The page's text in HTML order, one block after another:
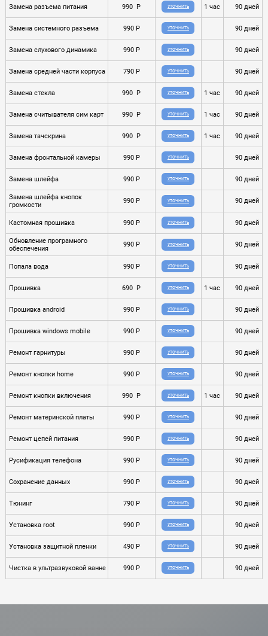
Замена разъема питания 990 P УТОЧНИТЬ 1 час 90 дней
Замена системного разъема 990 P УТОЧНИТЬ 90 дней
Замена слухового динамика 990 P УТОЧНИТЬ 90 дней
Замена средней части корпуса 790 P УТОЧНИТЬ 90 дней
Замена стекла 990 P УТОЧНИТЬ 1 час 90 дней
Замена считывателя сим карт 990 P УТОЧНИТЬ 1 час 90 дней
Замена тачскрина 990 P УТОЧНИТЬ 1 час 90 дней
Замена фронтальной камеры 990 P УТОЧНИТЬ 90 дней
Замена шлейфа 990 P УТОЧНИТЬ 90 дней
Замена шлейфа кнопок
громкости
990 P УТОЧНИТЬ 90 дней
Кастомная прошивка 990 P УТОЧНИТЬ 90 дней
Обновление програмного
обеспечения
990 P УТОЧНИТЬ 90 дней
Попала вода 990 P УТОЧНИТЬ 90 дней
Прошивка 690 P УТОЧНИТЬ 1 час 90 дней
Прошивка android 990 P УТОЧНИТЬ 90 дней
Прошивка windows mobile 990 P УТОЧНИТЬ 90 дней
Ремонт гарнитуры 990 P УТОЧНИТЬ 90 дней
Ремонт кнопки home 990 P УТОЧНИТЬ 90 дней
Ремонт кнопки включения 990 P УТОЧНИТЬ 1 час 90 дней
Ремонт материнской платы 990 P УТОЧНИТЬ 90 дней
Ремонт цепей питания 990 P УТОЧНИТЬ 90 дней
Русификация телефона 990 P УТОЧНИТЬ 90 дней
Сохранение данных 990 P УТОЧНИТЬ 90 дней
Тюнинг 790 P УТОЧНИТЬ 90 дней
Установка root 990 P УТОЧНИТЬ 90 дней
Установка защитной пленки 490 P УТОЧНИТЬ 90 дней
Чистка в ультразвуковой ванне 990 P УТОЧНИТЬ 90 дней